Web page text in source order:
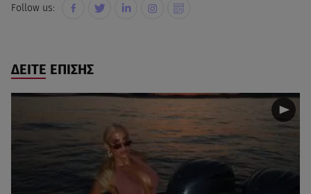
Follow us:
ΔΕΙΤΕ ΕΠΙΣΗΣ